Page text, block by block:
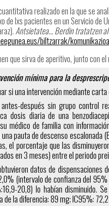
realizado en la que se
de lxs pacientes en un Servicio
Antsietatea… Berdin tratatzen
biltzarrak/
que sirva de aperitivo, junto con
mínima para la
si una intervención mediante
después sin grupo control
dosis diaria de una
médico de familia con
pauta de descenso escalonada
el porcentaje que las
en 3 meses) entre el periodo
datos de dispensaciones
(intervalo de confianza del
20,8) lo habían disminuido.
de la diferencia: 89 mg; IC95%: